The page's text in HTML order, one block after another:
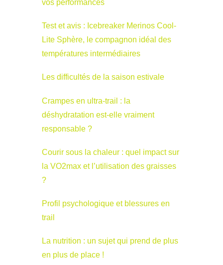
vos performances
Test et avis : Icebreaker Merinos Cool-
Lite Sphère, le compagnon idéal des
températures intermédiaires
Les difficultés de la saison estivale
Crampes en ultra-trail : la
déshydratation est-elle vraiment
responsable ?
Courir sous la chaleur : quel impact sur
la VO2max et l’utilisation des graisses
?
Profil psychologique et blessures en
trail
La nutrition : un sujet qui prend de plus
en plus de place !